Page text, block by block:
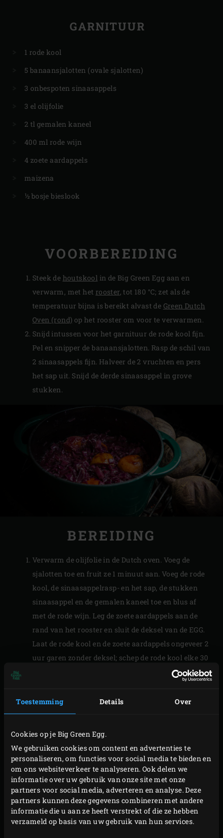
Toestemming Details Over
Cookies op je Big Green Egg.
We gebruiken cookies om content en advertenties te
personaliseren, om functies voor social media te bieden en
om ons websiteverkeer te analyseren. Ook delen we
informatie over uw gebruik van onze site met onze
partners voor social media, adverteren en analyse. Deze
partners kunnen deze gegevens combineren met andere
informatie die u aan ze heeft verstrekt of die ze hebben
verzameld op basis van uw gebruik van hun services.
GARNITUUR
1 rode kool
5 banaansjalotten (ovale sjalotten)
3 onbespoten sinaasappels
3 el olijfolie
2 tl gemalen kaneel
400 ml rode wijn
4 zoete aardappels
maizena
½ bosje bieslook
VOORBEREIDING
Steek de houtskool in de Big Green Egg aan en
verwarm, met het rooster, tot 180 °C; zet als de
temperatuur bijna is bereikt alvast de Green Dutch
Oven (rond) op het rooster om voor te verwarmen.
Snijd intussen voor het garnituur de rode kool fijn.
Pel en snipper de banaansjalotten. Rasp de schil van
2 sinaasappels fijn. Halveer de 2 vruchten en pers
het sap uit. Snijd de derde sinaasappel in grove
stukken.
BEREIDING
Verwarm de olijfolie in de Dutch oven. Voeg de
sjalotten toe en fruit ze 1 minuut aan. Voeg de rode
kool, de sinaasappelrasp- en het sap, de stukken
sinaasappel en de gemalen kaneel toe en blus af
met de rode wijn. Leg de zoete aardappels aan de
rand van het rooster en sluit de deksel van de EGG.
Laat de rode kool en de zoete aardappels ongeveer 2
uur garen zonder deksel; schep de rode kool elke 30
minuten even om en keer dan gelijk de aardappels.
en meng zoveel van het papje door de rode kool tot
deze de gewenste consistentie heeft (voeg indien
Haal de Dutch oven met de rode kool en de
aardappels uit de EGG. Voeg zout naar smaak aan
de rode kool toe en leg de deksel op de pan zodat de
rode kool warm blijft. Leg deCast Iron
Plancha (met de geribbelde kant naar boven) op het
rooster en sluit de deksel van de EGG. Laat de